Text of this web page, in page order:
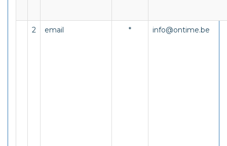
2 email * info@ontime.be